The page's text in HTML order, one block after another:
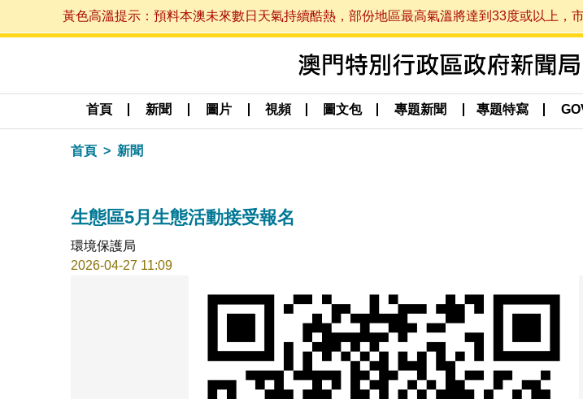
黃色高溫提示：預料本澳未來數日天氣持續酷熱，部份地區最高氣溫將達到33度或以上
首頁 新聞 圖片 視頻 圖文包 專題新聞 專題特寫
首頁 新聞
生態區5月生態活動接受報名
環境保護局
2026-04-27 11:09